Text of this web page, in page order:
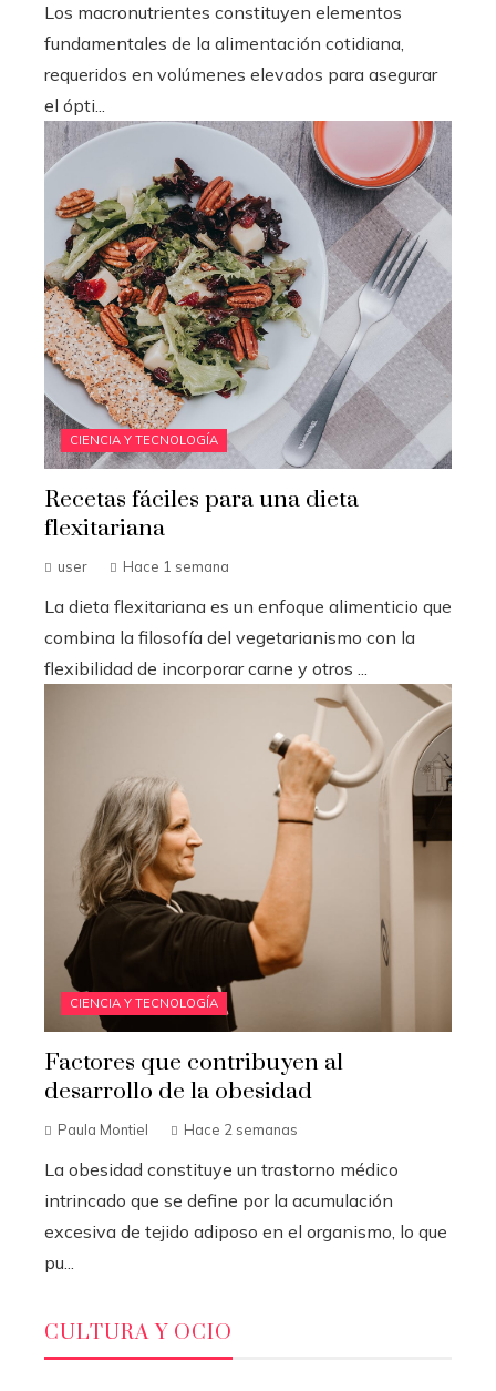
Los macronutrientes constituyen elementos
fundamentales de la alimentación cotidiana,
requeridos en volúmenes elevados para asegurar
el ópti...
CIENCIA Y TECNOLOGÍA
Recetas fáciles para una dieta
flexitariana
user Hace 1 semana
La dieta flexitariana es un enfoque alimenticio que
combina la filosofía del vegetarianismo con la
flexibilidad de incorporar carne y otros ...
CIENCIA Y TECNOLOGÍA
Factores que contribuyen al
desarrollo de la obesidad
Paula Montiel Hace 2 semanas
La obesidad constituye un trastorno médico
intrincado que se define por la acumulación
excesiva de tejido adiposo en el organismo, lo que
pu...
CULTURA Y OCIO